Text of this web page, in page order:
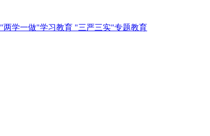
"两学一做"学习教育 "三严三实"专题教育